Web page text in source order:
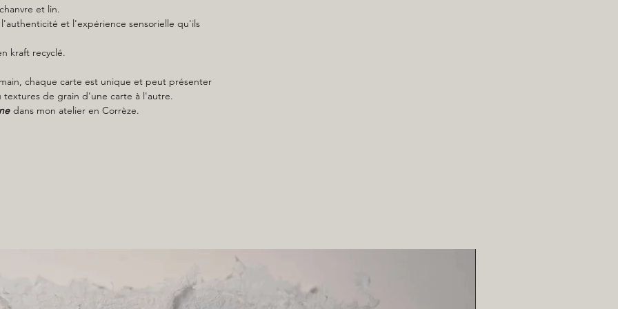
et lin.
et l'expérience sensorielle qu'ils
kraft recyclé.
chaque carte est unique et peut présenter
textures de grain d'une carte à l'autre.
dans mon atelier en Corrèze.